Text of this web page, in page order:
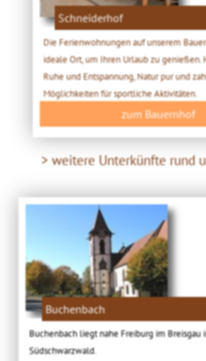
Schneiderhof
Die Ferienwohnungen auf unserem
ideale Ort, um Ihren Urlaub zu genießen.
Ruhe und Entspannung, Natur pur und
Möglichkeiten für sportliche Aktivitäten.
zum Bauernhof
> weitere Unterkünfte rund
Buchenbach
Buchenbach liegt nahe Freiburg im Breisgau
Südschwarzwald.